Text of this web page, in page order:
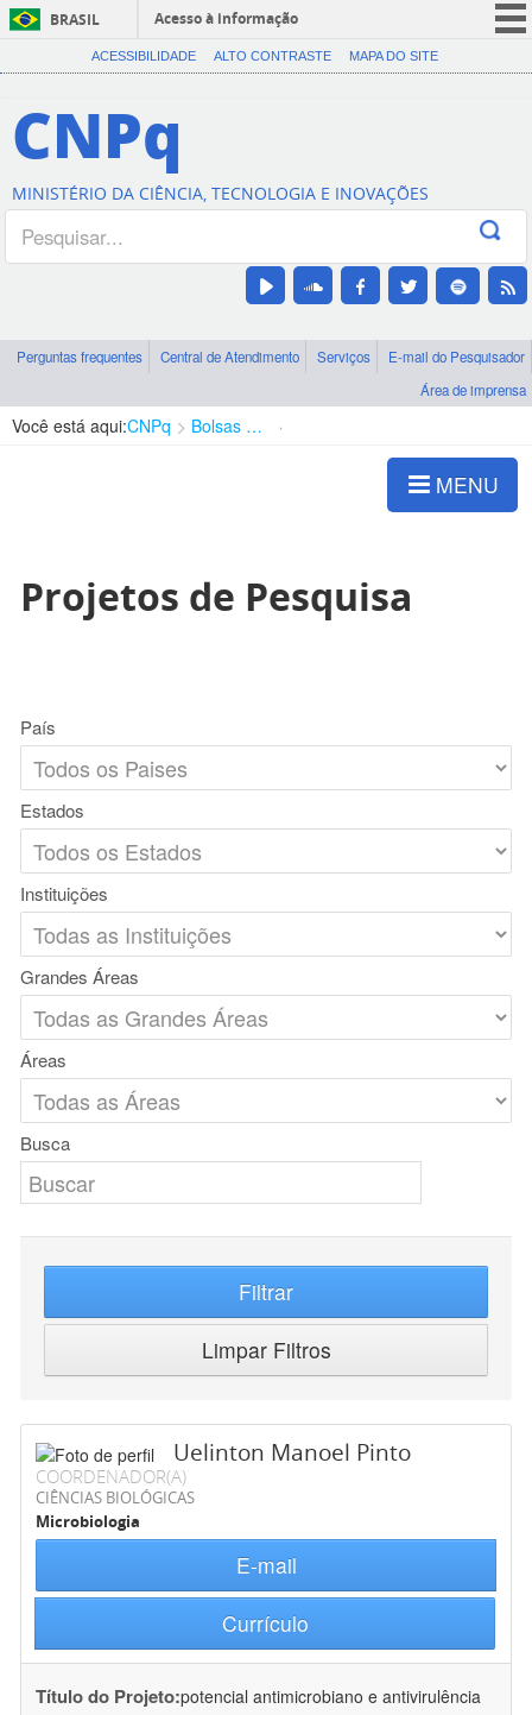
BRASIL
Acesso à informação
CORONAVÍRUS (COVID-19)
Canais
ACESSIBILIDADE ALTO CONTRASTE MAPA DO SITE
CNPq
MINISTÉRIO DA CIÊNCIA, TECNOLOGIA E INOVAÇÕES
Perguntas frequentes Central de Atendimento Serviços
E-mail do Pesquisador
Área de imprensa
Você está aqui:CNPq Bolsas e Auxílios Vigentes
MENU
Projetos de Pesquisa
País
Estados
Instituições
Grandes Áreas
Áreas
Busca
Filtrar
Limpar Filtros
Uelinton Manoel Pinto
COORDENADOR(A)
CIÊNCIAS BIOLÓGICAS
Microbiologia
E-mail
Currículo
Título do Projeto:potencial antimicrobiano e antivirulência